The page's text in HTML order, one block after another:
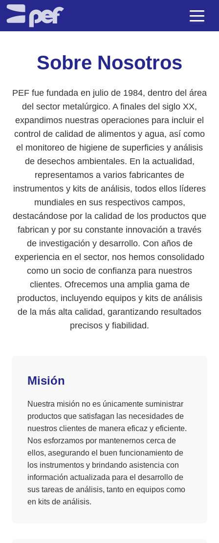
Sobre Nosotros
PEF fue fundada en julio de 1984, dentro del área
del sector metalúrgico. A finales del siglo XX,
expandimos nuestras operaciones para incluir el
control de calidad de alimentos y agua, así como
el monitoreo de higiene de superficies y análisis
de desechos ambientales. En la actualidad,
representamos a varios fabricantes de
instrumentos y kits de análisis, todos ellos líderes
mundiales en sus respectivos campos,
destacándose por la calidad de los productos que
fabrican y por su constante innovación a través
de investigación y desarrollo. Con años de
experiencia en el sector, nos hemos consolidado
como un socio de confianza para nuestros
clientes. Ofrecemos una amplia gama de
productos, incluyendo equipos y kits de análisis
de la más alta calidad, garantizando resultados
precisos y fiabilidad.
Misión
Nuestra misión no es únicamente suministrar
productos que satisfagan las necesidades de
nuestros clientes de manera eficaz y eficiente.
Nos esforzamos por mantenernos cerca de
ellos, asegurando el buen funcionamiento de
los instrumentos y brindando asistencia con
información actualizada para el desarrollo de
sus tareas de análisis, tanto en equipos como
en kits de análisis.